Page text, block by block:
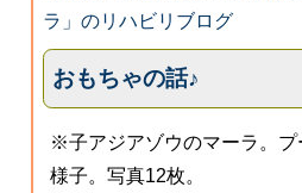
ラ」のリハビリブログ
おもちゃの話♪
※子アジアゾウのマーラ。プ
様子。写真12枚。